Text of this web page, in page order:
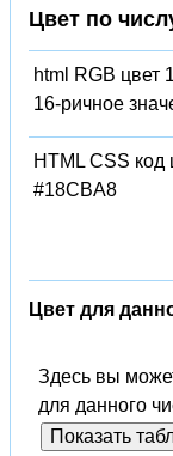
Цвет по
html RGB цвет
16-ричное
HTML CSS код
#18CBA8
Цвет для
Здесь вы
для данного
Показать